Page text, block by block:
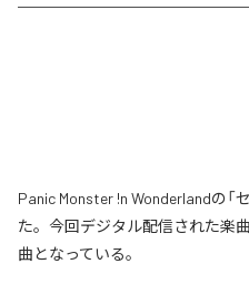
Panic Monster !n Wonderlandの「
た。今回デジタル配信された楽
曲となっている。